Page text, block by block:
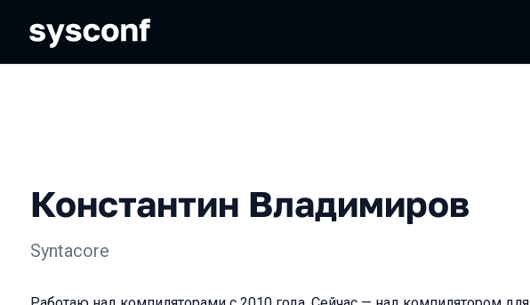
Константин Владимиров
Syntacore